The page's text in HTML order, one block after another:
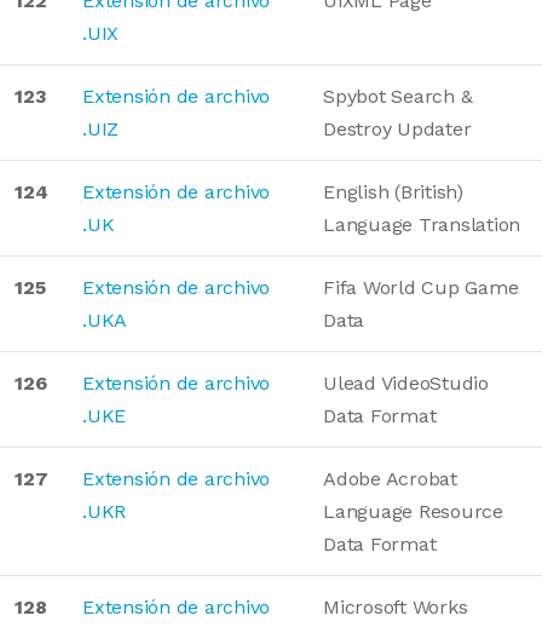
.UIX
123
Extensión de archivo
.UIZ
Spybot Search &
Destroy Updater
124
Extensión de archivo
.UK
English (British)
Language Translation
125
Extensión de archivo
.UKA
Fifa World Cup Game
Data
126
Extensión de archivo
.UKE
Ulead VideoStudio
Data Format
127
Extensión de archivo
.UKR
Adobe Acrobat
Language Resource
Data Format
128
Extensión de archivo
Microsoft Works